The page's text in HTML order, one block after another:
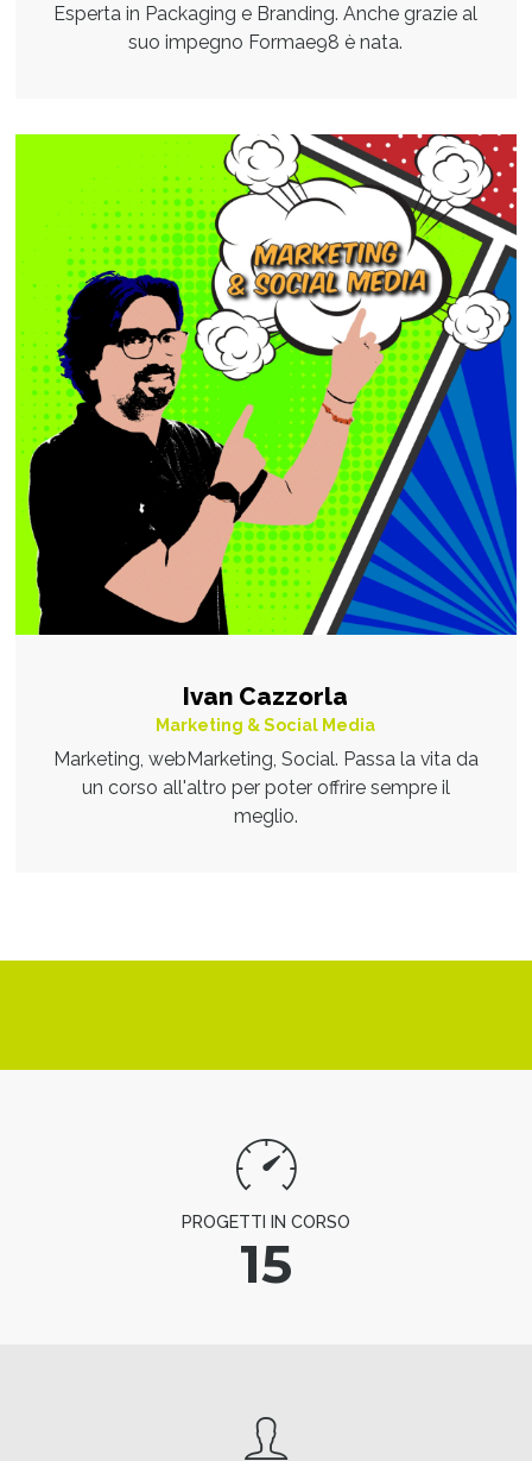
Esperta in Packaging e Branding. Anche grazie al
suo impegno Formae98 è nata.
Ivan Cazzorla
Marketing & Social Media
Marketing, webMarketing, Social. Passa la vita da
un corso all'altro per poter offrire sempre il
meglio.
PROGETTI IN CORSO
15